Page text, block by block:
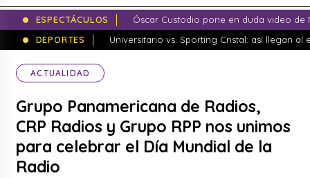
ESPECTÁCULOS
Óscar Custodio pone en duda video de
DEPORTES
Universitario vs. Sporting Cristal: así llegan al
ACTUALIDAD
Grupo Panamericana de Radios,
CRP Radios y Grupo RPP nos unimos
para celebrar el Día Mundial de la
Radio